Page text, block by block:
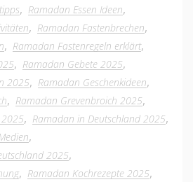
, Ramadan Essen Ideen,
, Ramadan Fastenbrechen,
, Ramadan Fastenregeln erklärt,
, Ramadan Gebete 2025,
2025, Ramadan Geschenkideen,
, Ramadan Grevenbroich 2025,
, Ramadan in Deutschland 2025,
,
2025,
, Ramadan Kochrezepte 2025,